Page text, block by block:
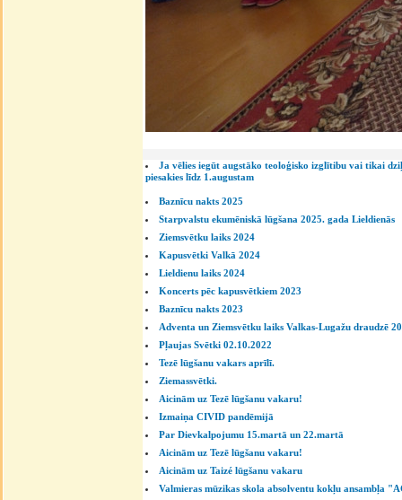
Ja vēlies iegūt augstāko teoloģisko izglītibu vai tikai
piesakies līdz 1.augustam
Baznīcu nakts 2025
Starpvalstu ekumēniskā lūgšana 2025. gada Lieldienās
Ziemsvētku laiks 2024
Kapusvētki Valkā 2024
Lieldienu laiks 2024
Koncerts pēc kapusvētkiem 2023
Baznīcu nakts 2023
Adventa un Ziemsvētku laiks Valkas-Lugažu draudzē
Pļaujas Svētki 02.10.2022
Tezē lūgšanu vakars aprīlī.
Ziemassvētki.
Aicinām uz Tezē lūgšanu vakaru!
Izmaiņa CIVID pandēmijā
Par Dievkalpojumu 15.martā un 22.martā
Aicinām uz Tezē lūgšanu vakaru!
Aicinām uz Taizé lūgšanu vakaru
Valmieras mūzikas skola absolventu kokļu ansambļa